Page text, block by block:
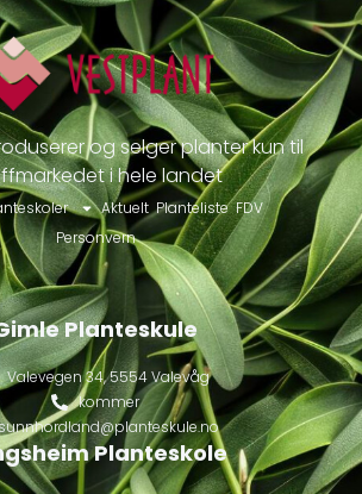
og selger planter kun til
i hele landet
Aktuelt Planteliste FDV
Personvern
Planteskule
Valevegen 34, 5554 Valevåg
kommer
Planteskole